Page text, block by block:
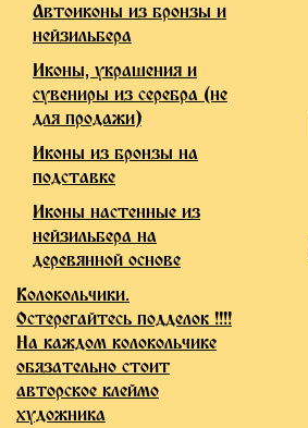
Автоиконы из бронзы и
нейзильбера
Иконы, украшения и
сувениры из серебра (не
для продажи)
Иконы из бронзы на
подставке
Иконы настенные из
нейзильбера на
деревянной основе
Колокольчики.
Остерегайтесь подделок !!!!
На каждом колокольчике
обязательно стоит
авторское клеймо
художника